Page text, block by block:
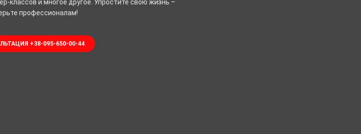
классов и многое другое. Упростите свою жизнь –
профессионалам!
+38-095-650-00-44